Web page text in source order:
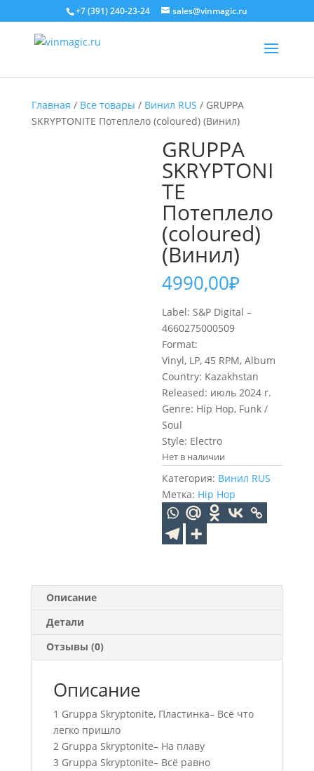
+7 (391) 240-23-24 sales@vinmagic.ru
Главная / Все товары / Винил RUS / GRUPPA
SKRYPTONITE Потеплело (coloured) (Винил)
GRUPPA
SKRYPTONI
TE
Потеплело
(coloured)
(Винил)
4990,00₽
Label: S&P Digital –
4660275000509
Format:
Vinyl, LP, 45 RPM, Album
Country: Kazakhstan
Released: июль 2024 г.
Genre: Hip Hop, Funk /
Soul
Style: Electro
Нет в наличии
Категория: Винил RUS
Метка: Hip Hop
Описание
Детали
Отзывы (0)
Описание
1 Gruppa Skryptonite, Пластинка– Всё что
легко пришло
2 Gruppa Skryptonite– На плаву
3 Gruppa Skryptonite– Всё равно